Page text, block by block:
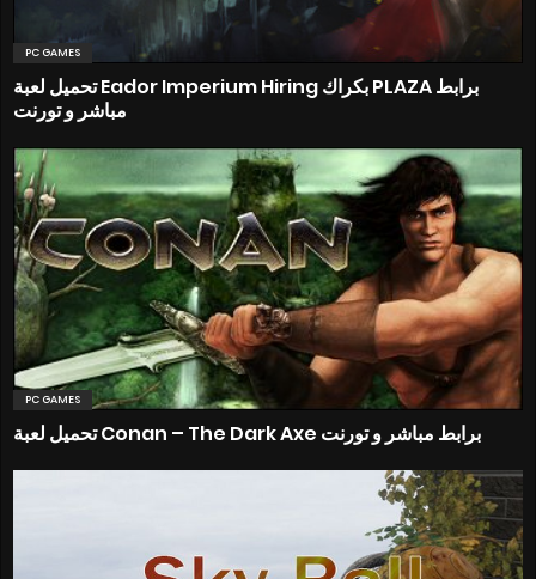
PC GAMES
تحميل لعبة Eador Imperium Hiring بكراك PLAZA برابط
مباشر و تورنت
PC GAMES
تحميل لعبة Conan – The Dark Axe برابط مباشر و تورنت